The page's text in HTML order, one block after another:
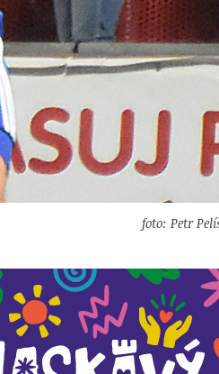
foto: Petr